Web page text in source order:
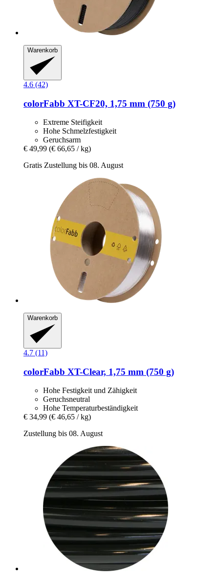
Warenkorb
4.6 (42)
colorFabb XT-​CF20, 1,75 mm (750 g)
Extreme Steifigkeit
Hohe Schmelzfestigkeit
Geruchsarm
€ 49,99 (€ 66,65 / kg)
Gratis Zustellung bis 08. August
Warenkorb
4.7 (11)
colorFabb XT-​Clear, 1,75 mm (750 g)
Hohe Festigkeit und Zähigkeit
Geruchsneutral
Hohe Temperaturbeständigkeit
€ 34,99 (€ 46,65 / kg)
Zustellung bis 08. August